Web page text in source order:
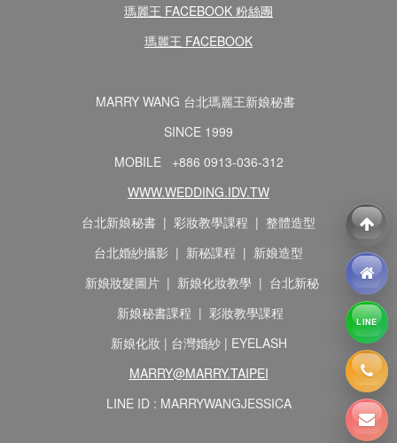
瑪麗王 FACEBOOK 粉絲團
瑪麗王 FACEBOOK
MARRY WANG 台北瑪麗王新娘秘書
SINCE 1999
MOBILE +886 0913-036-312
WWW.WEDDING.IDV.TW
台北新娘秘書 | 彩妝教學課程 | 整體造型
台北婚紗攝影 | 新秘課程 | 新娘造型
新娘妝髮圖片 | 新娘化妝教學 | 台北新秘
新娘秘書課程 | 彩妝教學課程
新娘化妝 | 台灣婚紗 | EYELASH
MARRY@MARRY.TAIPEI
LINE ID : MARRYWANGJESSICA
LINE